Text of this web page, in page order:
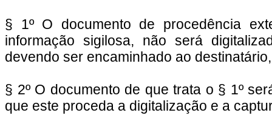
§ 1º O documento de procedência
informação sigilosa, não será
devendo ser encaminhado ao
§ 2º O documento de que trata o § 1º
que este proceda a digitalização e a